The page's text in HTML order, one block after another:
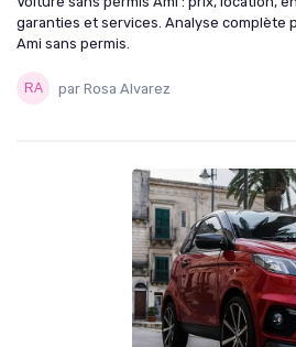
garanties et services. Analyse complète
Ami sans permis.
par Rosa Alvarez